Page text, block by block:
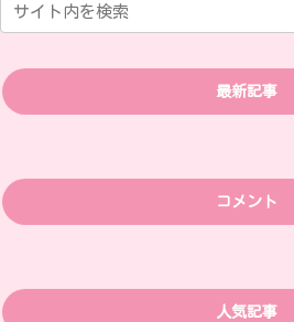
最新記事
コメント
人気記事